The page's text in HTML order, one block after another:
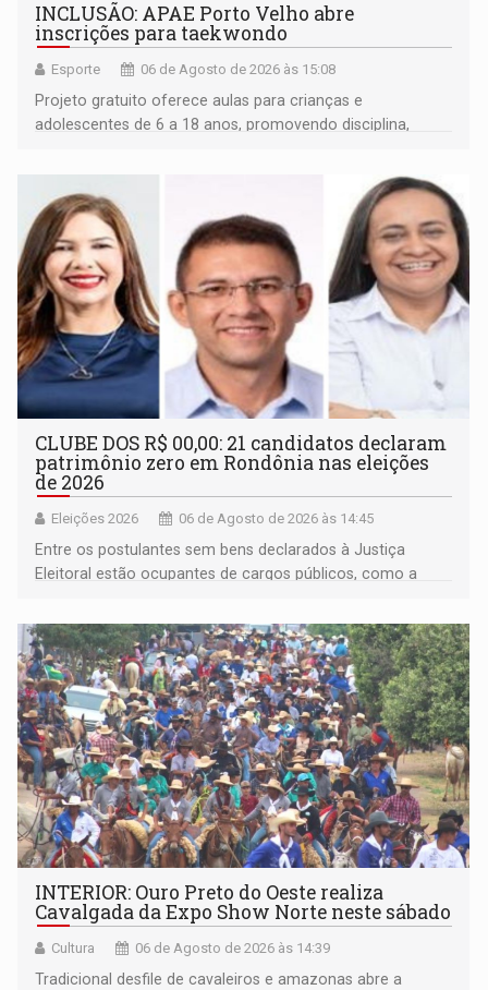
INCLUSÃO: APAE Porto Velho abre
inscrições para taekwondo
Esporte 06 de Agosto de 2026 às 15:08
Projeto gratuito oferece aulas para crianças e
adolescentes de 6 a 18 anos, promovendo disciplina,
CLUBE DOS R$ 00,00: 21 candidatos declaram
patrimônio zero em Rondônia nas eleições
de 2026
Eleições 2026 06 de Agosto de 2026 às 14:45
Entre os postulantes sem bens declarados à Justiça
Eleitoral estão ocupantes de cargos públicos, como a
Pedro Geovar (PP) e a vice-prefeita Magna dos Anjos
(NOVO)
INTERIOR: Ouro Preto do Oeste realiza
Cavalgada da Expo Show Norte neste sábado
Cultura 06 de Agosto de 2026 às 14:39
Tradicional desfile de cavaleiros e amazonas abre a